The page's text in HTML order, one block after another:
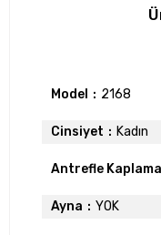
Model 2168
Cinsiyet Kadın
Antrefle Kaplama
Ayna YOK